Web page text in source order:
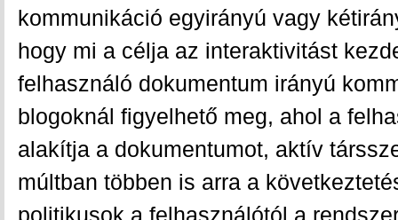
kommunikáció egyirányú vagy
hogy mi a célja az interaktivitást
felhasználó dokumentum irányú
blogoknál figyelhető meg, ahol a
alakítja a dokumentumot, aktív
múltban többen is arra a
politikusok a felhasználótól a